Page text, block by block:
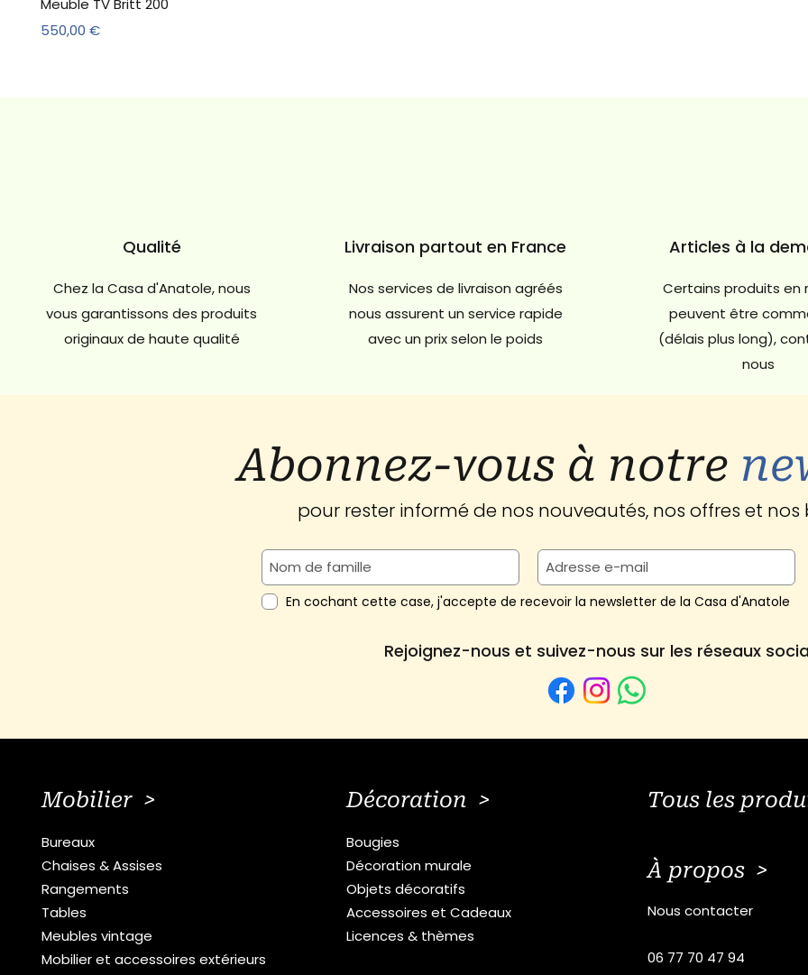
Meuble TV Britt 200
Prix
550,00 €
Qualité
Chez la Casa d'Anatole, nous
vous garantissons des produits
originaux de haute qualité
Livraison partout en France
Nos services de livraison agréés
nous assurent un service rapide
avec un prix selon le poids
Articles à la
Certains produits en
peuvent être
(délais plus long),
nous
Abonnez-vous à notre
pour rester informé de nos nouveautés, nos offres et nos
En cochant cette case, j'accepte de recevoir la newsletter de la Casa d'Anatole
Rejoignez-nous et suivez-nous sur les réseaux
Mobilier >
Bureaux
Chaises & Assises
Rangements
Tables
Meubles vintage
Mobilier et accessoires extérieurs
Décoration >
Bougies
Décoration murale
Objets décoratifs
Accessoires et Cadeaux
Licences & thèmes
Tous les
À propos >
Nous contacter
06 77 70 47 94